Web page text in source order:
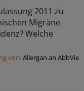
2011 zu
Migräne
Welche
von:Allergan an AbbVie